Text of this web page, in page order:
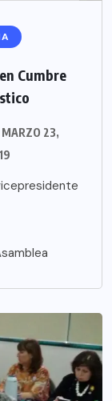
Cumbre
MARZO 23,